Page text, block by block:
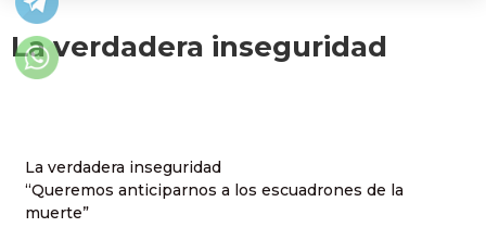
La verdadera inseguridad
La verdadera inseguridad
“Queremos anticiparnos a los escuadrones de la
muerte”